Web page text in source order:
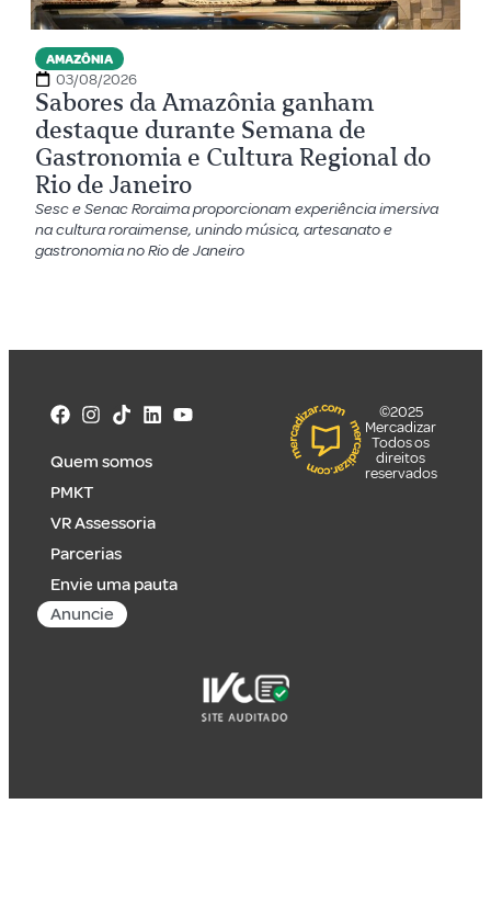
AMAZÔNIA
03/08/2026
Sabores da Amazônia ganham
destaque durante Semana de
Gastronomia e Cultura Regional do
Rio de Janeiro
Sesc e Senac Roraima proporcionam experiência imersiva
na cultura roraimense, unindo música, artesanato e
gastronomia no Rio de Janeiro
Quem somos
PMKT
VR Assessoria
Parcerias
Envie uma pauta
Anuncie
©2025
Mercadizar
Todos os
direitos
reservados